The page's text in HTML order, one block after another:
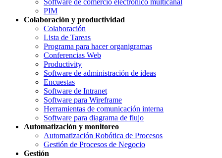
PIM
Colaboración y productividad
Colaboración
Lista de Tareas
Programa para hacer organigramas
Conferencias Web
Productivity
Software de administración de ideas
Encuestas
Software de Intranet
Software para Wireframe
Herramientas de comunicación interna
Software para diagrama de flujo
Automatización y monitoreo
Automatización Robótica de Procesos
Gestión de Procesos de Negocio
Gestión